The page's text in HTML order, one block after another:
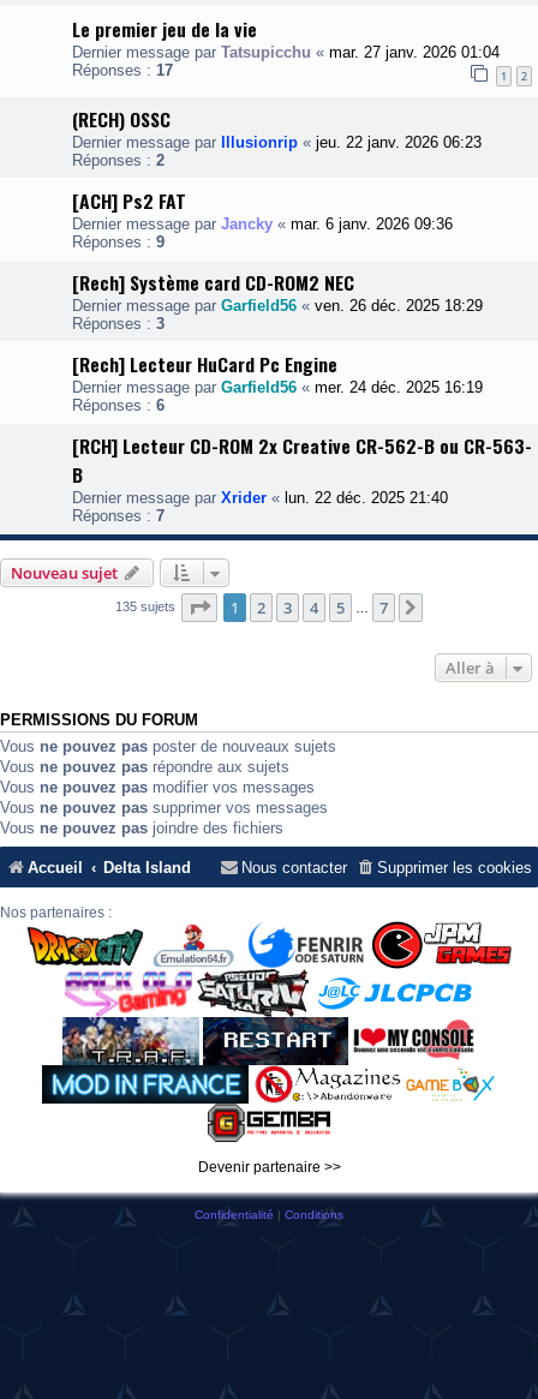
Le premier jeu de la vie
Dernier message par Tatsupicchu « mar. 27 janv. 2026 01:04
Réponses : 17 1 2
(RECH) OSSC
Dernier message par Illusionrip « jeu. 22 janv. 2026 06:23
Réponses : 2
[ACH] Ps2 FAT
Dernier message par Jancky « mar. 6 janv. 2026 09:36
Réponses : 9
[Rech] Système card CD-ROM2 NEC
Dernier message par Garfield56 « ven. 26 déc. 2025 18:29
Réponses : 3
[Rech] Lecteur HuCard Pc Engine
Dernier message par Garfield56 « mer. 24 déc. 2025 16:19
Réponses : 6
[RCH] Lecteur CD-ROM 2x Creative CR-562-B ou CR-563-
B
Dernier message par Xrider « lun. 22 déc. 2025 21:40
Réponses : 7
Nouveau sujet
135 sujets Page 1sur7
1 2 3 4 5 7
Aller à
PERMISSIONS DU FORUM
Vous ne pouvez pas poster de nouveaux sujets
Vous ne pouvez pas répondre aux sujets
Vous ne pouvez pas modifier vos messages
Vous ne pouvez pas supprimer vos messages
Vous ne pouvez pas joindre des fichiers
Accueil Delta Island Supprimer les cookies
Nous contacter
Nos partenaires :
Devenir partenaire >>
Confidentialité | Conditions